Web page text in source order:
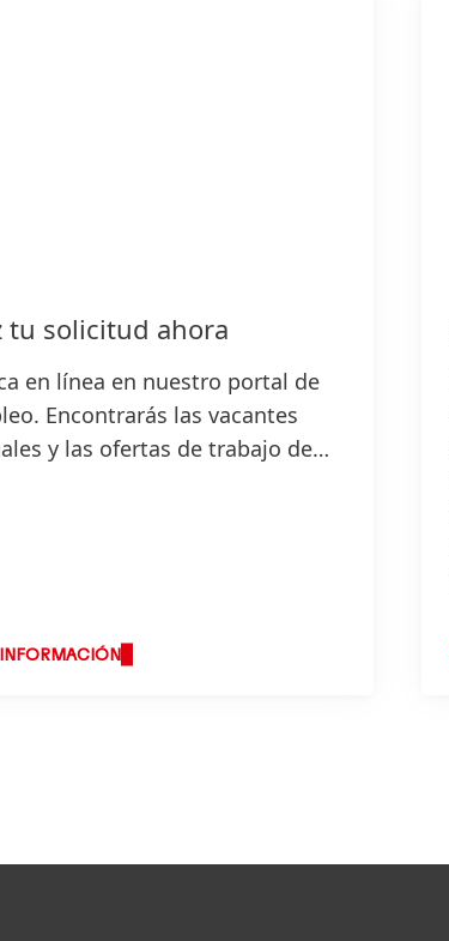
tu solicitud ahora
en línea en nuestro portal de
Encontrarás las vacantes
y las ofertas de trabajo de